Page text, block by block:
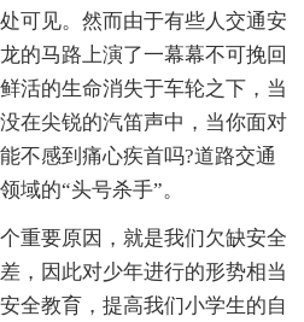
可见。然而由于有些人交通安
的马路上演了一幕幕不可挽回
活的生命消失于车轮之下，当
在尖锐的汽笛声中，当你面对
不感到痛心疾首吗?道路交通
域的“头号杀手”。
重要原因，就是我们欠缺安全
，因此对少年进行的形势相当
全教育，提高我们小学生的自